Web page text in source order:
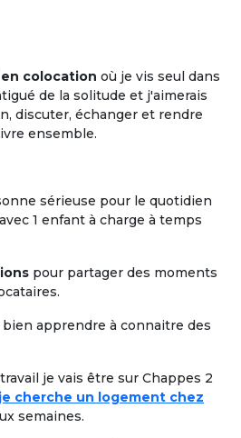
colocation où je vis seul dans
de la solitude et j'aimerais
discuter, échanger et rendre
ensemble.
sérieuse pour le quotidien
1 enfant à charge à temps
pour partager des moments
apprendre à connaitre des
je vais être sur Chappes 2
je cherche un logement chez
semaines.